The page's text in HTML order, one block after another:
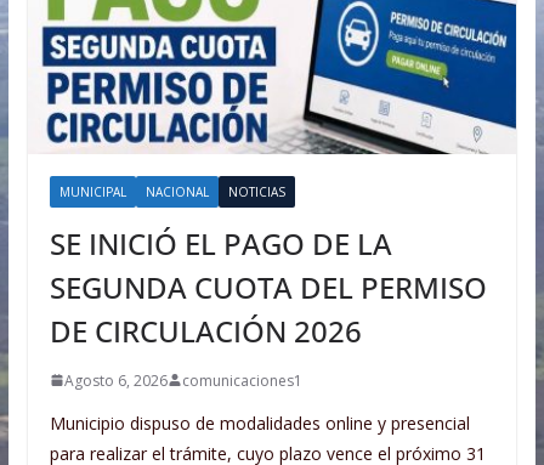
MUNICIPAL NACIONAL NOTICIAS
SE INICIÓ EL PAGO DE LA
SEGUNDA CUOTA DEL PERMISO
DE CIRCULACIÓN 2026
Agosto 6, 2026 comunicaciones1
Municipio dispuso de modalidades online y presencial
para realizar el trámite, cuyo plazo vence el próximo 31